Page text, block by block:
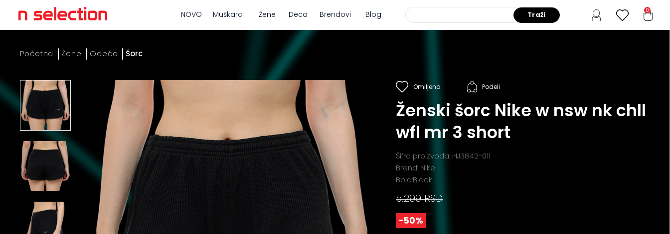
NOVO Muškarci Žene Deca Brendovi Blog Traži 0
Početna Žene Odeća Šorc
Omiljeno Podeli
Ženski šorc Nike w nsw nk chll
wfl mr 3 short
Šifra proizvoda: HJ3842-011
Brend: Nike
Boja:Black
5.299 RSD
-50%